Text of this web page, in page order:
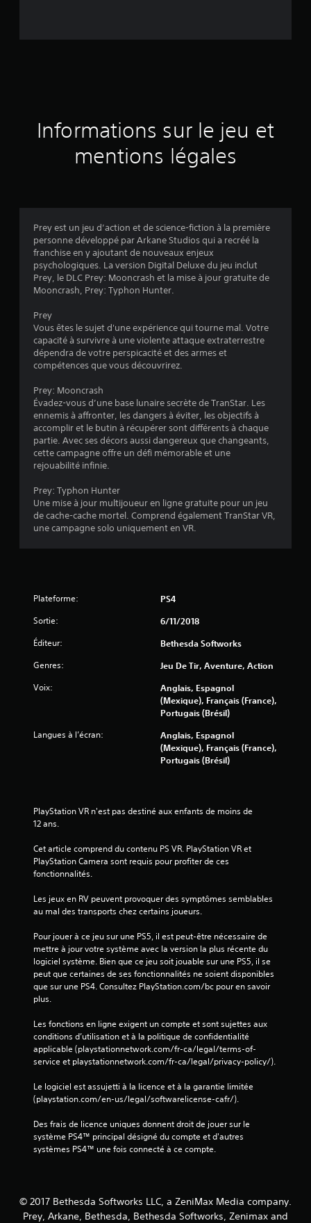
e
r
8
é
a
a
t
n
Informations sur le jeu et
mentions légales
Prey est un jeu d’action et de science-fiction à la première
personne développé par Arkane Studios qui a recréé la
franchise en y ajoutant de nouveaux enjeux
psychologiques. La version Digital Deluxe du jeu inclut
Prey, le DLC Prey: Mooncrash et la mise à jour gratuite de
Mooncrash, Prey: Typhon Hunter.
Prey
Vous êtes le sujet d'une expérience qui tourne mal. Votre
capacité à survivre à une violente attaque extraterrestre
dépendra de votre perspicacité et des armes et
compétences que vous découvrirez.
Prey: Mooncrash
Évadez-vous d’une base lunaire secrète de TranStar. Les
ennemis à affronter, les dangers à éviter, les objectifs à
accomplir et le butin à récupérer sont différents à chaque
partie. Avec ses décors aussi dangereux que changeants,
cette campagne offre un défi mémorable et une
rejouabilité infinie.
Prey: Typhon Hunter
Une mise à jour multijoueur en ligne gratuite pour un jeu
de cache-cache mortel. Comprend également TranStar VR,
une campagne solo uniquement en VR.
Plateforme: PS4
Sortie: 6/11/2018
Éditeur: Bethesda Softworks
Genres: Jeu De Tir, Aventure, Action
Voix:
Anglais, Espagnol
(Mexique), Français (France),
Portugais (Brésil)
Langues à l’écran:
Anglais, Espagnol
(Mexique), Français (France),
Portugais (Brésil)
PlayStation VR n'est pas destiné aux enfants de moins de
12 ans.
Cet article comprend du contenu PS VR. PlayStation VR et
PlayStation Camera sont requis pour profiter de ces
fonctionnalités.
Les jeux en RV peuvent provoquer des symptômes semblables
au mal des transports chez certains joueurs.
Pour jouer à ce jeu sur une PS5, il est peut-être nécessaire de
mettre à jour votre système avec la version la plus récente du
logiciel système. Bien que ce jeu soit jouable sur une PS5, il se
peut que certaines de ses fonctionnalités ne soient disponibles
que sur une PS4. Consultez PlayStation.com/bc pour en savoir
plus.
Les fonctions en ligne exigent un compte et sont sujettes aux
conditions d’utilisation et à la politique de confidentialité
applicable (playstationnetwork.com/fr-ca/legal/terms-of-
service et playstationnetwork.com/fr-ca/legal/privacy-policy/).
Le logiciel est assujetti à la licence et à la garantie limitée
(playstation.com/en-us/legal/softwarelicense-cafr/).
Des frais de licence uniques donnent droit de jouer sur le
système PS4™ principal désigné du compte et d'autres
systèmes PS4™ une fois connecté à ce compte.
© 2017 Bethesda Softworks LLC, a ZeniMax Media company.
Prey, Arkane, Bethesda, Bethesda Softworks, Zenimax and